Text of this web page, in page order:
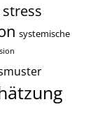
stress
systemische